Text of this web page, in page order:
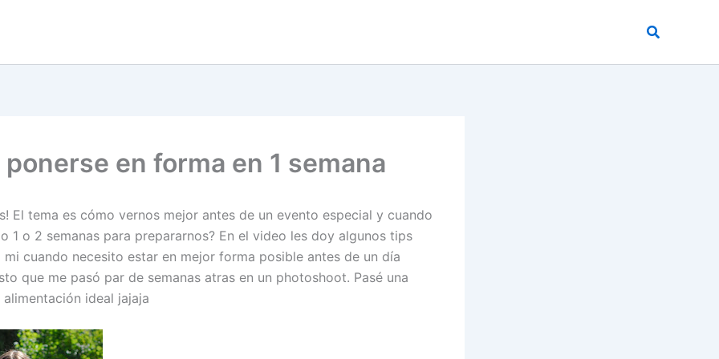
Buscar
ponerse en forma en 1 semana
El tema es cómo vernos mejor antes de un evento especial y cuando
1 o 2 semanas para prepararnos? En el video les doy algunos tips
mi cuando necesito estar en mejor forma posible antes de un día
que me pasó par de semanas atras en un photoshoot. Pasé una
alimentación ideal jajaja